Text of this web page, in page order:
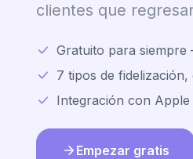
clientes que
Gratuito para
7 tipos de fidelización,
Integración con Apple
Empezar gratis